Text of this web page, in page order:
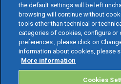
the default settings will be left
browsing will continue without
tools other than technical or
categories of cookies, configure or
preferences , please click on
information about cookies, please
More information
Cookies